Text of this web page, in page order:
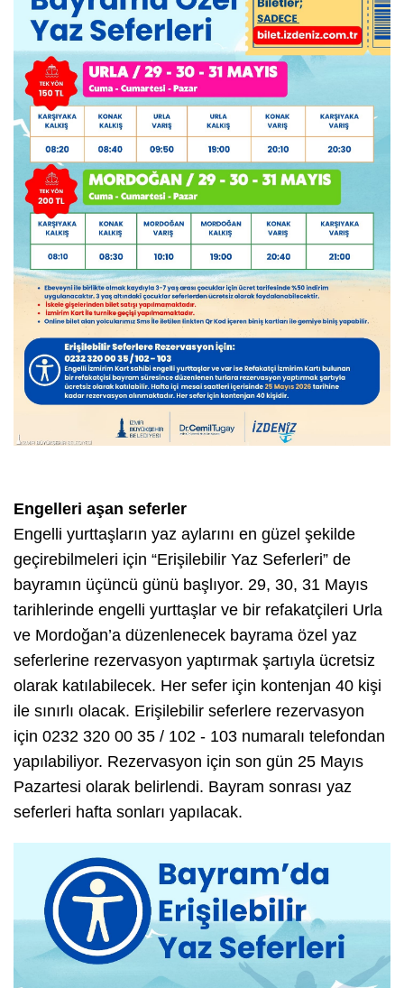
Engelleri aşan seferler
Engelli yurttaşların yaz aylarını en güzel şekilde
geçirebilmeleri için “Erişilebilir Yaz Seferleri” de
bayramın üçüncü günü başlıyor. 29, 30, 31 Mayıs
tarihlerinde engelli yurttaşlar ve bir refakatçileri Urla
ve Mordoğan’a düzenlenecek bayrama özel yaz
seferlerine rezervasyon yaptırmak şartıyla ücretsiz
olarak katılabilecek. Her sefer için kontenjan 40 kişi
ile sınırlı olacak. Erişilebilir seferlere rezervasyon
için 0232 320 00 35 / 102 - 103 numaralı telefondan
yapılabiliyor. Rezervasyon için son gün 25 Mayıs
Pazartesi olarak belirlendi. Bayram sonrası yaz
seferleri hafta sonları yapılacak.